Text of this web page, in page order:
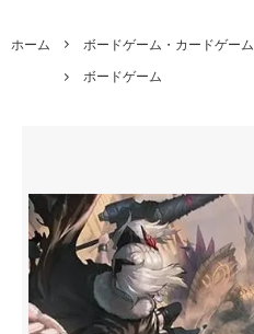
ホーム ボードゲーム・カードゲーム
ボードゲーム